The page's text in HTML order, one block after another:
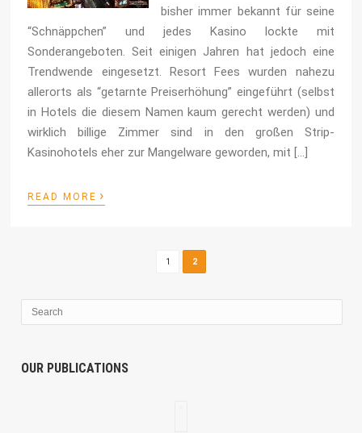
bisher immer bekannt für seine
“Schnäppchen” und jedes Kasino lockte mit
Sonderangeboten. Seit einigen Jahren hat jedoch eine
Trendwende eingesetzt. Resort Fees wurden nahezu
allerorts als “getarnte Preiserhöhung” eingeführt (selbst
in Hotels die diesem Namen kaum gerecht werden) und
wirklich billige Zimmer sind in den großen Strip-
Kasinohotels eher zur Mangelware geworden, mit […]
READ MORE ›
1 2
OUR PUBLICATIONS